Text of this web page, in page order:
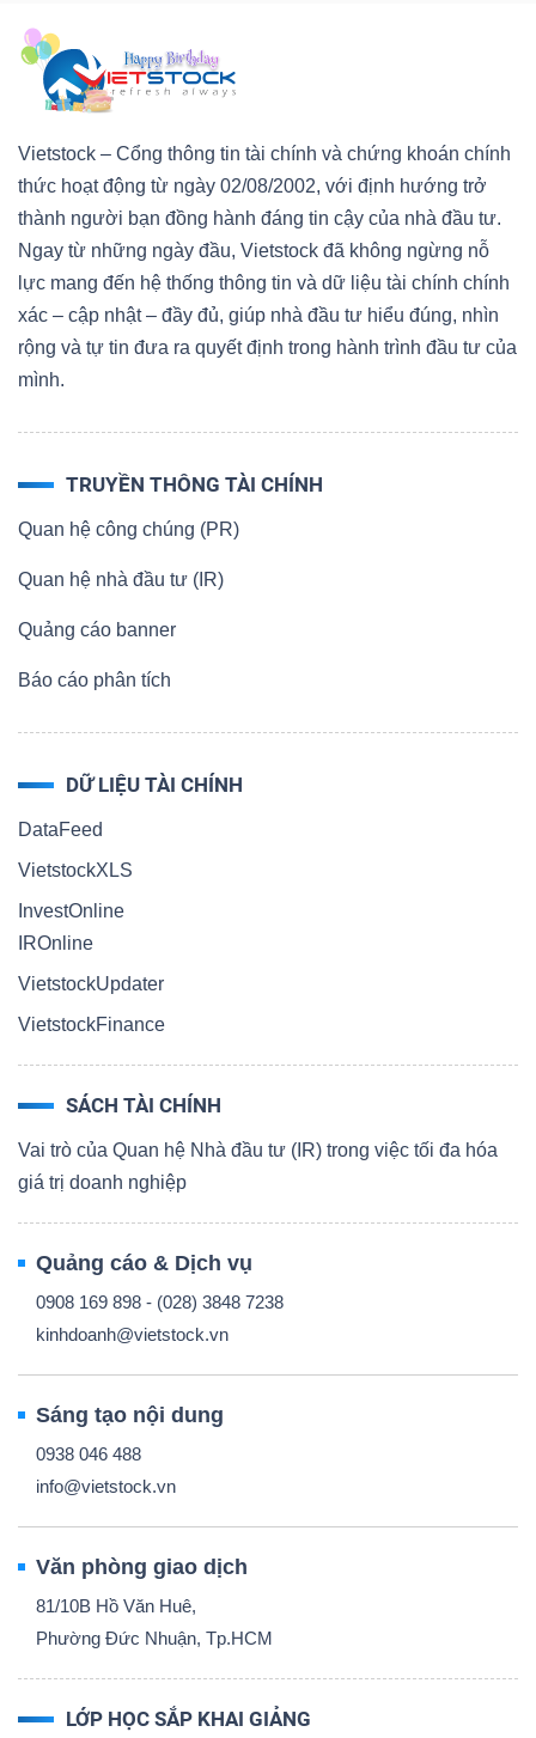
Vietstock – Cổng thông tin tài chính và chứng khoán chính
thức hoạt động từ ngày 02/08/2002, với định hướng trở
thành người bạn đồng hành đáng tin cậy của nhà đầu tư.
Ngay từ những ngày đầu, Vietstock đã không ngừng nỗ
lực mang đến hệ thống thông tin và dữ liệu tài chính chính
xác – cập nhật – đầy đủ, giúp nhà đầu tư hiểu đúng, nhìn
rộng và tự tin đưa ra quyết định trong hành trình đầu tư của
mình.
TRUYỀN THÔNG TÀI CHÍNH
Quan hệ công chúng (PR)
Quan hệ nhà đầu tư (IR)
Quảng cáo banner
Báo cáo phân tích
DỮ LIỆU TÀI CHÍNH
DataFeed
VietstockXLS
InvestOnline
IROnline
VietstockUpdater
VietstockFinance
SÁCH TÀI CHÍNH
Vai trò của Quan hệ Nhà đầu tư (IR) trong việc tối đa hóa
giá trị doanh nghiệp
Quảng cáo & Dịch vụ
0908 169 898 - (028) 3848 7238
kinhdoanh@vietstock.vn
Sáng tạo nội dung
0938 046 488
info@vietstock.vn
Văn phòng giao dịch
81/10B Hồ Văn Huê,
Phường Đức Nhuận, Tp.HCM
LỚP HỌC SẮP KHAI GIẢNG